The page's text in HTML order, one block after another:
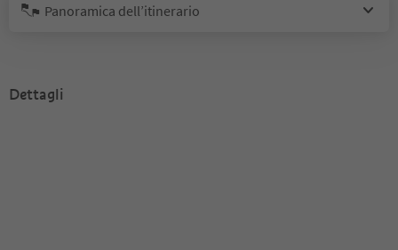
Panoramica dell’itinerario
Dettagli